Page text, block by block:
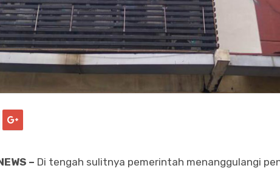
– Di tengah sulitnya pemerintah menanggulangi